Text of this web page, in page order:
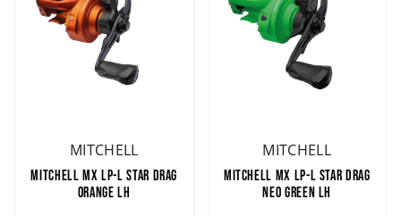
MITCHELL
MITCHELL MX LP-L STAR DRAG
ORANGE LH
MITCHELL
MITCHELL MX LP-L STAR DRAG
NEO GREEN LH